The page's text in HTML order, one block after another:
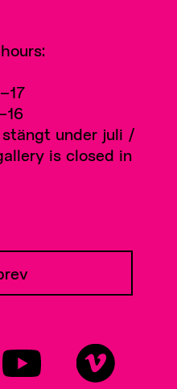
under juli /
is closed in